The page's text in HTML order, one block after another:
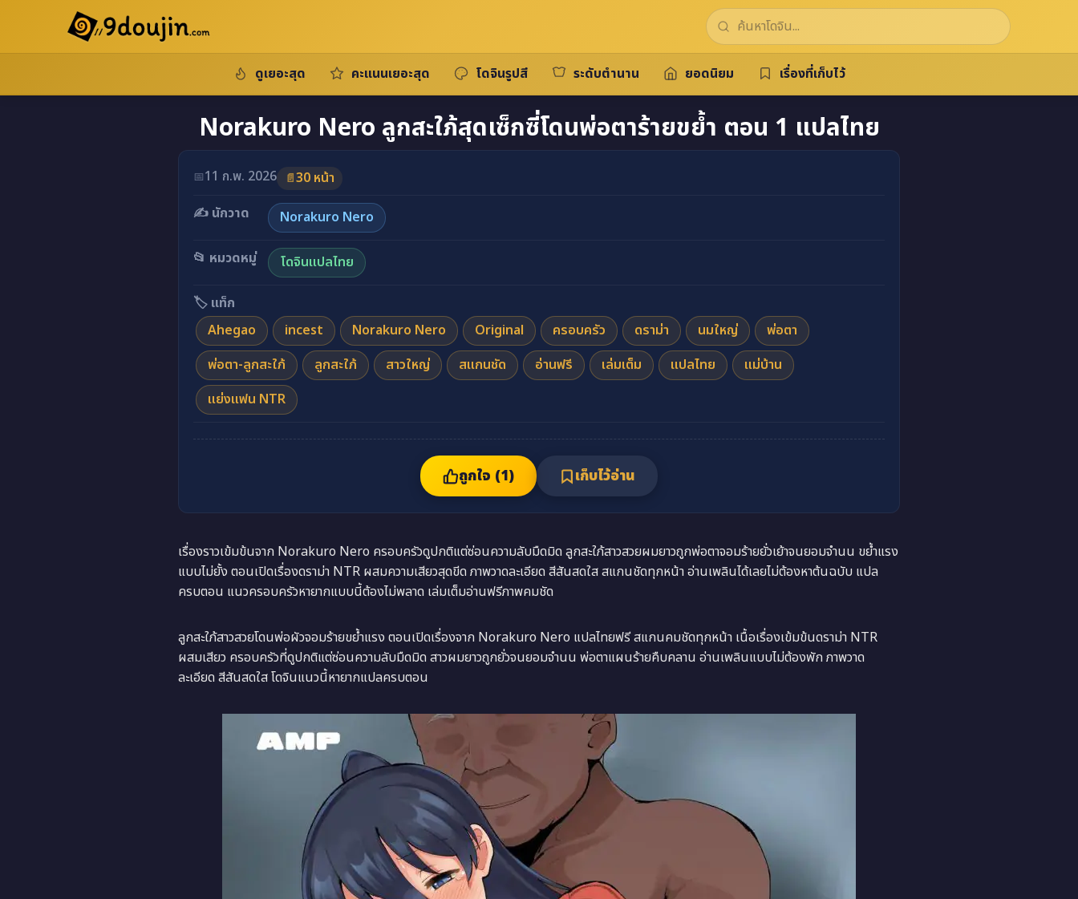
ดูเยอะสุด คะแนนเยอะสุด โดจินรูปสี ระดับตำนาน ยอดนิยม เรื่องที่เก็บไว้
Norakuro Nero ลูกสะใภ้สุดเซ็กซี่โดนพ่อตาร้ายขย้ำ ตอน 1 แปลไทย
📅11 ก.พ. 2026 📄30 หน้า
✍️ นักวาด
Norakuro Nero
📂 หมวดหมู่ โดจินแปลไทย
🏷️ แท็ก
Ahegao
incest Norakuro Nero Original ครอบครัว ดราม่า นมใหญ่
พ่อตา
พ่อตา-ลูกสะใภ้
ลูกสะใภ้ สาวใหญ่ สแกนชัด อ่านฟรี เล่มเต็ม แปลไทย
แม่บ้าน
แย่งแฟน NTR
ถูกใจ (1) เก็บไว้อ่าน
เรื่องราวเข้มข้นจาก Norakuro Nero ครอบครัวดูปกติแต่ซ่อนความลับมืดมิด ลูกสะใภ้สาวสวยผมยาวถูกพ่อตาจอมร้ายยั่วเย้าจนยอมจำนน ขย้ำแรง
แบบไม่ยั้ง ตอนเปิดเรื่องดราม่า NTR ผสมความเสียวสุดขีด ภาพวาดละเอียด สีสันสดใส สแกนชัดทุกหน้า อ่านเพลินได้เลยไม่ต้องหาต้นฉบับ แปล
ครบตอน แนวครอบครัวหายากแบบนี้ต้องไม่พลาด เล่มเต็มอ่านฟรีภาพคมชัด
ลูกสะใภ้สาวสวยโดนพ่อผัวจอมร้ายขย้ำแรง ตอนเปิดเรื่องจาก Norakuro Nero แปลไทยฟรี สแกนคมชัดทุกหน้า เนื้อเรื่องเข้มข้นดราม่า NTR
ผสมเสียว ครอบครัวที่ดูปกติแต่ซ่อนความลับมืดมิด สาวผมยาวถูกยั่วจนยอมจำนน พ่อตาแผนร้ายคืบคลาน อ่านเพลินแบบไม่ต้องพัก ภาพวาด
ละเอียด สีสันสดใส โดจินแนวนี้หายากแปลครบตอน